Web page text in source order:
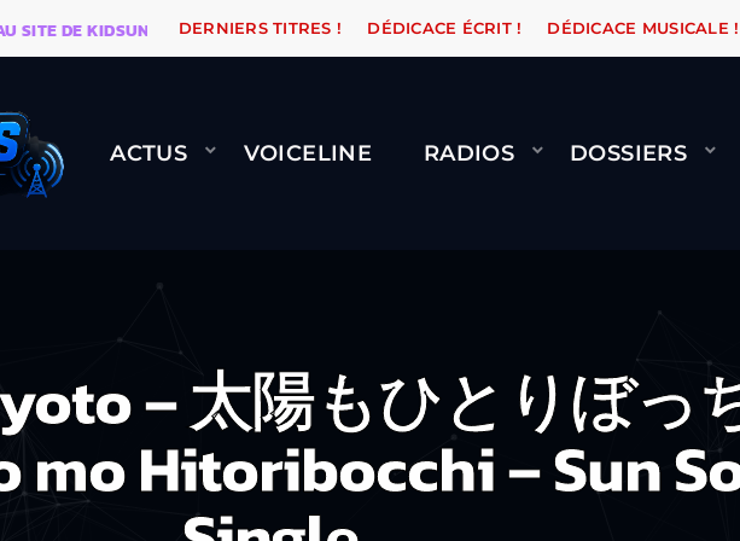
KIDSUNE WARÉTRO ORANGE ROAD QUI PASSE, ÇA LE FAIT !
DERNIERS TITRES ! DÉDICACE ÉCRIT ! DÉDICACE MUSICALE !
ACTUS VOICELINE RADIOS DOSSIERS
– 太陽もひとりぼっ
Hitoribocchi – Sun